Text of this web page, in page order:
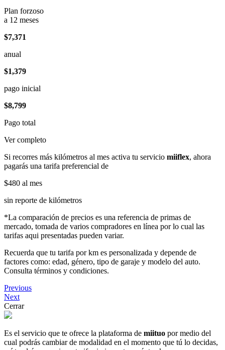
Plan forzoso
a 12 meses
$7,371
anual
$1,379
pago inicial
$8,799
Pago total
Ver completo
Si recorres más kilómetros al mes activa tu servicio miiflex, ahora
pagarás una tarifa preferencial de
$480 al mes
sin reporte de kilómetros
*La comparación de precios es una referencia de primas de
mercado, tomada de varios compradores en línea por lo cual las
tarifas aqui presentadas pueden variar.
Recuerda que tu tarifa por km es personalizada y depende de
factores como: edad, género, tipo de garaje y modelo del auto.
Consulta términos y condiciones.
Previous
Next
Cerrar
Es el servicio que te ofrece la plataforma de miituo por medio del
cual podrás cambiar de modalidad en el momento que tú lo decidas,